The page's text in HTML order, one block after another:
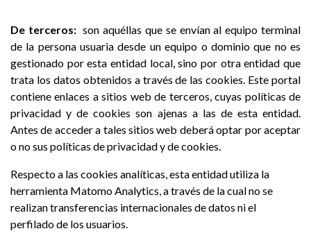
De terceros: son aquéllas que se envían al equipo terminal
de la persona usuaria desde un equipo o dominio que no es
gestionado por esta entidad local, sino por otra entidad que
trata los datos obtenidos a través de las cookies. Este portal
contiene enlaces a sitios web de terceros, cuyas políticas de
privacidad y de cookies son ajenas a las de esta entidad.
Antes de acceder a tales sitios web deberá optar por aceptar
o no sus políticas de privacidad y de cookies.
Respecto a las cookies analíticas, esta entidad utiliza la
herramienta Matomo Analytics, a través de la cual no se
realizan transferencias internacionales de datos ni el
perfilado de los usuarios.